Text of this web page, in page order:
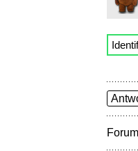
Forum